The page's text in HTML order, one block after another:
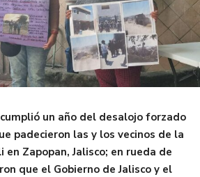
un año del desalojo forzado
padecieron las y los vecinos de la
Zapopan, Jalisco; en rueda de
que el Gobierno de Jalisco y el